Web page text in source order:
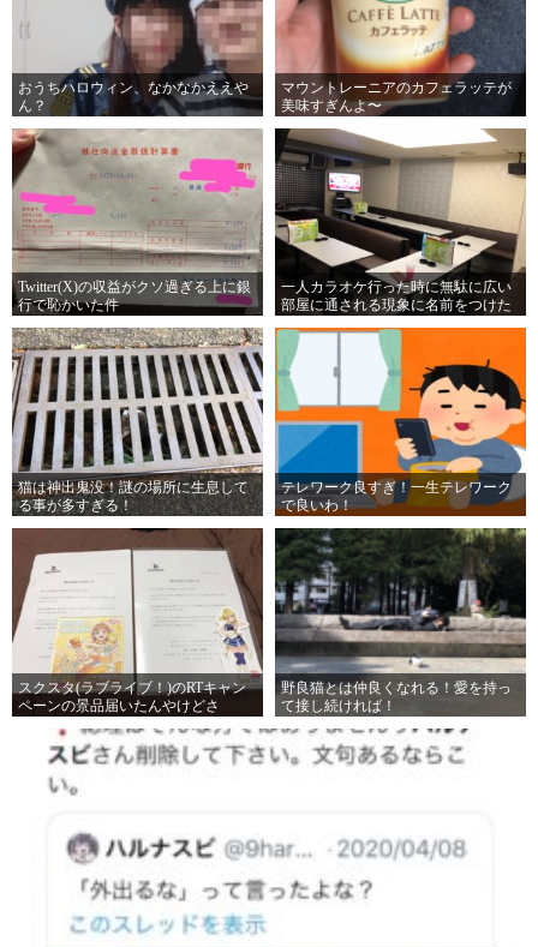
おうちハロウィン、なかなかええや
ん？
マウントレーニアのカフェラッテが
美味すぎんよ〜
Twitter(X)の収益がクソ過ぎる上に銀
行で恥かいた件
一人カラオケ行った時に無駄に広い
部屋に通される現象に名前をつけた
猫は神出鬼没！謎の場所に生息して
る事が多すぎる！
テレワーク良すぎ！一生テレワーク
で良いわ！
スクスタ(ラブライブ！)のRTキャン
ペーンの景品届いたんやけどさ
野良猫とは仲良くなれる！愛を持っ
て接し続ければ！